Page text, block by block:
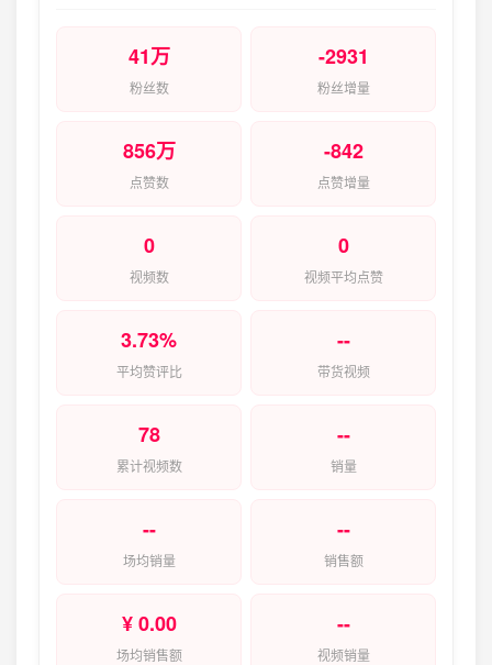
41万
粉丝数
-2931
粉丝增量
856万
点赞数
-842
点赞增量
0
视频数
0
视频平均点赞
3.73%
平均赞评比
--
带货视频
78
累计视频数
--
销量
--
场均销量
--
销售额
¥ 0.00
场均销售额
--
视频销量